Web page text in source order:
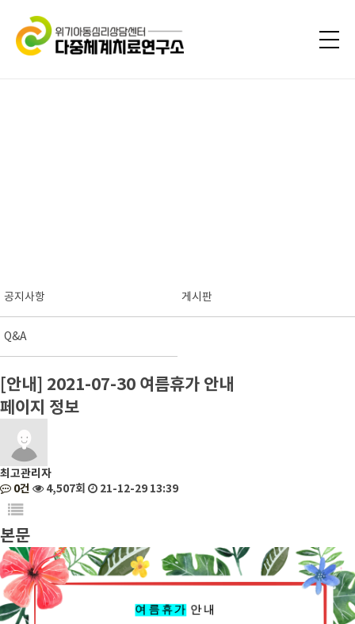
공지사항 게시판
Q&A
[안내] 2021-07-30 여름휴가 안내
페이지 정보
최고관리자
0건
4,507회 21-12-29 13:39
본문